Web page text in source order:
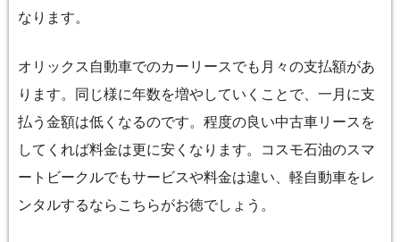
なります。
オリックス自動車でのカーリースでも月々の支払額があ
ります。同じ様に年数を増やしていくことで、一月に支
払う金額は低くなるのです。程度の良い中古車リースを
してくれば料金は更に安くなります。コスモ石油のスマ
ートビークルでもサービスや料金は違い、軽自動車をレ
ンタルするならこちらがお徳でしょう。